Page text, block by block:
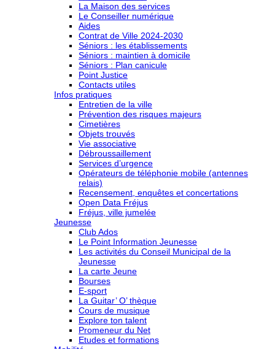
La Maison des services
Le Conseiller numérique
Aides
Contrat de Ville 2024-2030
Séniors : les établissements
Séniors : maintien à domicile
Séniors : Plan canicule
Point Justice
Contacts utiles
Infos pratiques
Entretien de la ville
Prévention des risques majeurs
Cimetières
Objets trouvés
Vie associative
Débroussaillement
Services d’urgence
Opérateurs de téléphonie mobile (antennes
relais)
Recensement, enquêtes et concertations
Open Data Fréjus
Fréjus, ville jumelée
Jeunesse
Club Ados
Le Point Information Jeunesse
Les activités du Conseil Municipal de la
Jeunesse
La carte Jeune
Bourses
E-sport
La Guitar’ O’ thèque
Cours de musique
Explore ton talent
Promeneur du Net
Etudes et formations